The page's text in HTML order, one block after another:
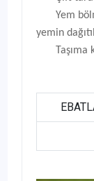
Yem
yemin
Taşıma